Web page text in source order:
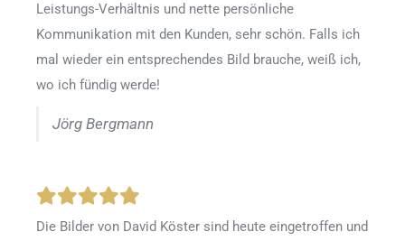
Leistungs-Verhältnis und nette persönliche
Kommunikation mit den Kunden, sehr schön. Falls ich
mal wieder ein entsprechendes Bild brauche, weiß ich,
wo ich fündig werde!
Jörg Bergmann
Die Bilder von David Köster sind heute eingetroffen und